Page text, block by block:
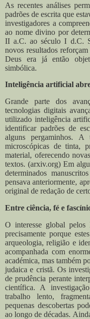
As recentes análises
padrões de escrita que
investigadores a
ao nome divino por
II a.C. ao século I d.C.
novos resultados
Deus era já então
simbólica.
Inteligência artificial
Grande parte dos
tecnologias digitais
utilizado inteligência
identificar padrões de
alguns pergaminhos. A
microscópicas de tinta,
material, oferecendo
textos. (arxiv.org) Em
determinados
pensava anteriormente,
original de redação de
Entre ciência, fé e
O interesse global
precisamente porque
arqueologia, religião e
acompanhada com
académica, mas também
judaica e cristã. Os
de prudência perante
científica. A
trabalho lento,
pequenas descobertas
ao longo de décadas.